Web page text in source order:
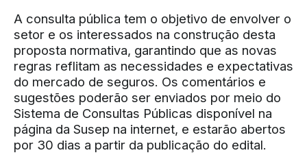
A consulta pública tem o objetivo de envolver o
setor e os interessados na construção desta
proposta normativa, garantindo que as novas
regras reflitam as necessidades e expectativas
do mercado de seguros. Os comentários e
sugestões poderão ser enviados por meio do
Sistema de Consultas Públicas disponível na
página da Susep na internet, e estarão abertos
por 30 dias a partir da publicação do edital.